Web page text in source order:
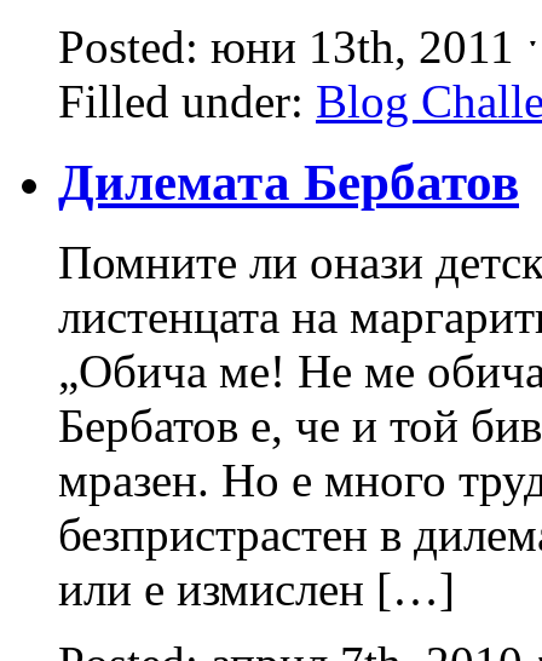
Posted: юни 13th, 2011
Filled under: Blog
Дилемата Бербатов
Помните ли онази
листенцата на
„Обича ме! Не ме
Бербатов е, че и той
мразен. Но е много
безпристрастен в
или е измислен […]